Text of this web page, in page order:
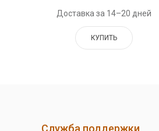
Доставка за 14–20 дней
КУПИТЬ